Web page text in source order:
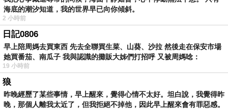
3.5cm小坡跟瞬間拉長雙腿比例，展現清新自在的自然無造作氛
圍，舒適透氣的乳膠腳墊+耐磨好走的膠底，就算蹦蹦跳跳穿一整
天也很舒服愜意!簡單大方的超實搭小坡跟鞋，絕對是女孩們一定
要擁有的迷人單品
海底的潮汐知道，我的世界早已向你傾斜。
2 小時前
日記0806
早上陪周媽去買東西 先去全聯買生菜、山葵、沙拉 然後走在保安市場
她買番茄、南瓜子 我與認識的攤販大姊們打招呼 又被周媽唸：
19 小時前
狼
昨晚經歷了某些事情，早上醒來，覺得心情不太好。坦白說，我覺得昨
晚，那個人離我太近了，但我拒絕不掉他，因此早上醒來會有罪惡感。